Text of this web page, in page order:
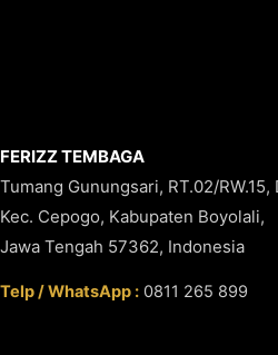
FERIZZ TEMBAGA
Tumang Gunungsari, RT.02/
Kec. Cepogo, Kabupaten Boyolali,
Jawa Tengah 57362, Indonesia
Telp / WhatsApp : 0811 265 899